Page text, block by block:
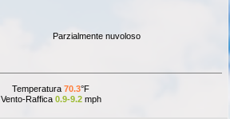
Parzialmente nuvoloso
Temperatura70.3°F
Vento-Raffica 0.9-9.2mph